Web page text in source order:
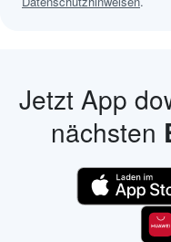
Jetzt App
nächsten